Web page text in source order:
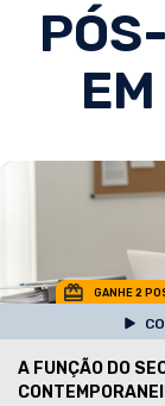
GANHE 2
A FUNÇÃO DO